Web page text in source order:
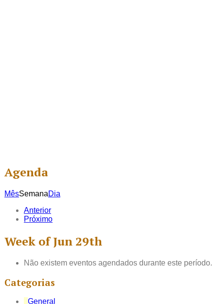
Agenda
MêsSemanaDia
Anterior
Próximo
Week of Jun 29th
Não existem eventos agendados durante este período.
Categorias
General